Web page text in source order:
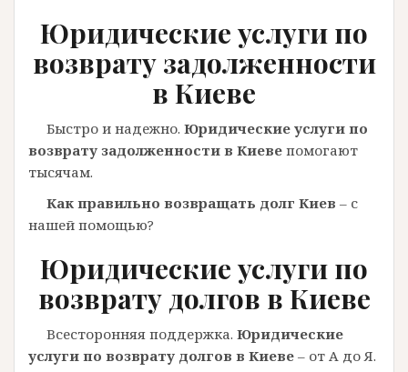
Юридические услуги по
возврату задолженности
в Киеве
Быстро и надежно. Юридические услуги по
возврату задолженности в Киеве помогают
тысячам.
Как правильно возвращать долг Киев – с
нашей помощью?
Юридические услуги по
возврату долгов в Киеве
Всесторонняя поддержка. Юридические
услуги по возврату долгов в Киеве – от А до Я.